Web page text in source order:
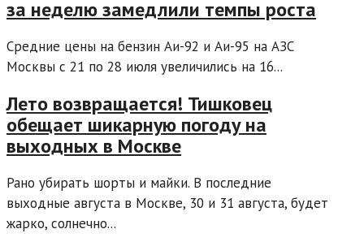
за неделю замедлили темпы роста
Средние цены на бензин Аи-92 и Аи-95 на АЗС
Москвы с 21 по 28 июля увеличились на 16...
Лето возвращается! Тишковец
обещает шикарную погоду на
выходных в Москве
Рано убирать шорты и майки. В последние
выходные августа в Москве, 30 и 31 августа, будет
жарко, солнечно...